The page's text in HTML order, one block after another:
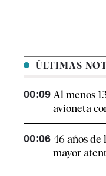
ÚLTIMAS
00:09 Al menos
avioneta
00:06 46 años de
mayor